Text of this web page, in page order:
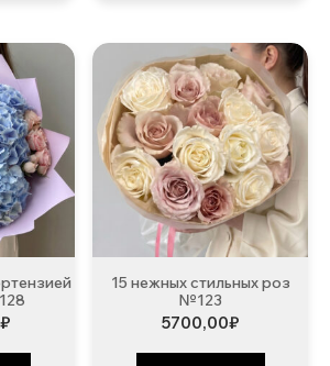
₽
15 нежных стильных роз
№123
5700,00₽